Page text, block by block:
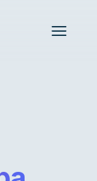
Open